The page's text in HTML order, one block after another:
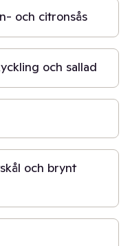
och citronsås
och sallad
och brynt